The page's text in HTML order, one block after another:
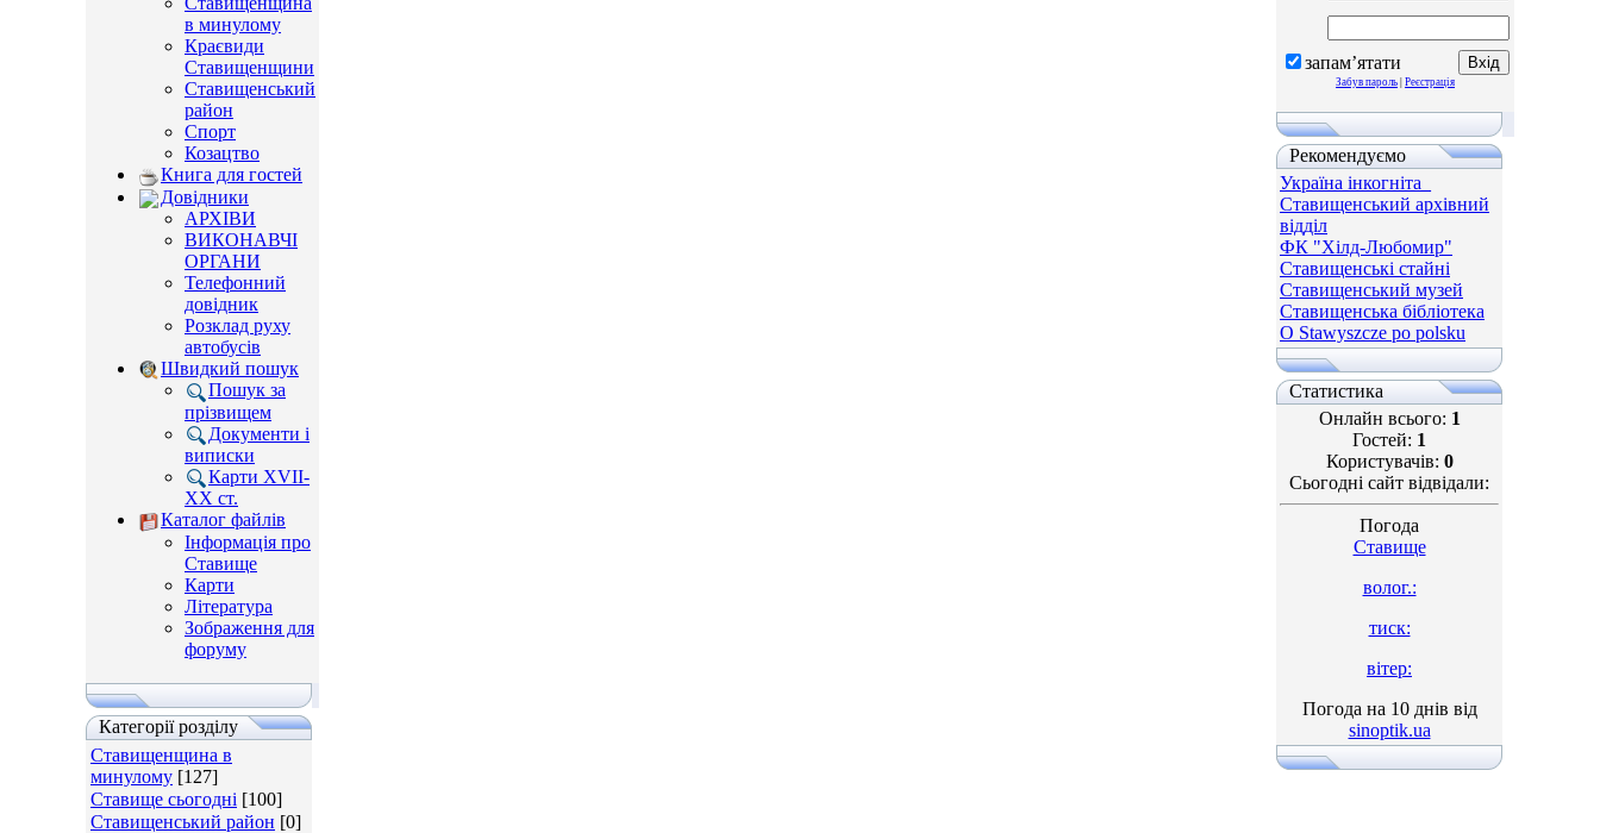
в минулому
Краєвиди
Ставищенщини
Ставищенський
район
Спорт
Козацтво
Книга для гостей
Довідники
АРХІВИ
ВИКОНАВЧІ
ОРГАНИ
Телефонний
довідник
Розклад руху
автобусів
Швидкий пошук
Пошук за
прізвищем
Документи і
виписки
Карти XVII-
XX ст.
Каталог файлів
Інформація про
Ставище
Карти
Література
Зображення для
форуму
Категорії розділу
Ставищенщина в
минулому [127]
Ставище сьогодні [100]
Ставищенський район [0]
запам’ятати
Забув пароль Реєстрація
Рекомендуємо
Україна інкогніта_
Ставищенський архівний
відділ
ФК "Хілд-Любомир"
Ставищенські стайні
Ставищенський музей
Ставищенська бібліотека
O Stawyszcze po polsku
Статистика
Онлайн всього: 1
Гостей: 1
Користувачів: 0
Сьогодні сайт відвідали:
Погода
Ставище
волог.:
тиск:
вітер:
Погода на 10 днів від
sinoptik.ua